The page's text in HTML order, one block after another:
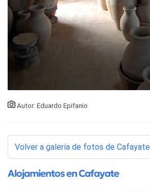
Autor: Eduardo Epifanio
Volver a galería de fotos de Cafayate
Alojamientos en Cafayate